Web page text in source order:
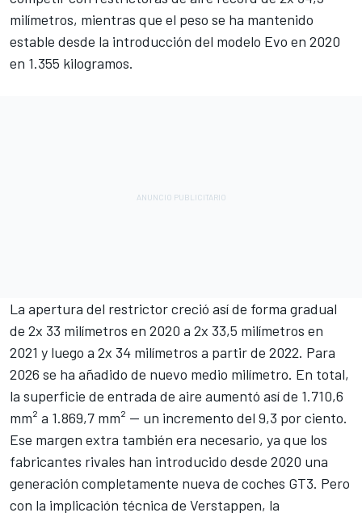
milímetros, mientras que el peso se ha mantenido
estable desde la introducción del modelo Evo en 2020
en 1.355 kilogramos.
La apertura del restrictor creció así de forma gradual
de 2x 33 milímetros en 2020 a 2x 33,5 milímetros en
2021 y luego a 2x 34 milímetros a partir de 2022. Para
2026 se ha añadido de nuevo medio milímetro. En total,
la superficie de entrada de aire aumentó así de 1.710,6
mm² a 1.869,7 mm² — un incremento del 9,3 por ciento.
Ese margen extra también era necesario, ya que los
fabricantes rivales han introducido desde 2020 una
generación completamente nueva de coches GT3. Pero
con la implicación técnica de Verstappen, la